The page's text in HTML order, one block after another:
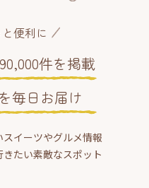
便利に
件を掲載
毎日お届け
イーツやグルメ情報
たい素敵なスポット